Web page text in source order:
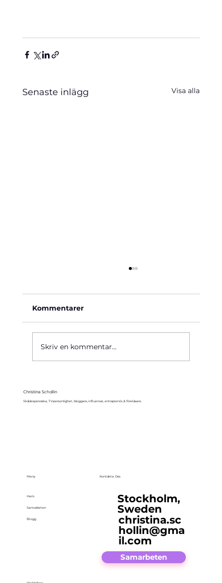
Senaste inlägg Visa alla
Kommentarer
Skriv en kommentar...
Christina Schollin
Skådespelerska, TV-personlighet, bloggare, influencer, entreprenör, & föreläsare.
Meny
Hem
Samarbeten
Blogg
Kontakta Oss
Stockholm,
Sweden
christina.sc
hollin@gma
il.com
Samarbeten